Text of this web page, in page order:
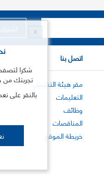
اتصل بنا
مقر هيئة التقييس
التعليمات
وظائف
المناقصات
خريطة الموقع
X
شكرا
تجربتك من
بالنقر على